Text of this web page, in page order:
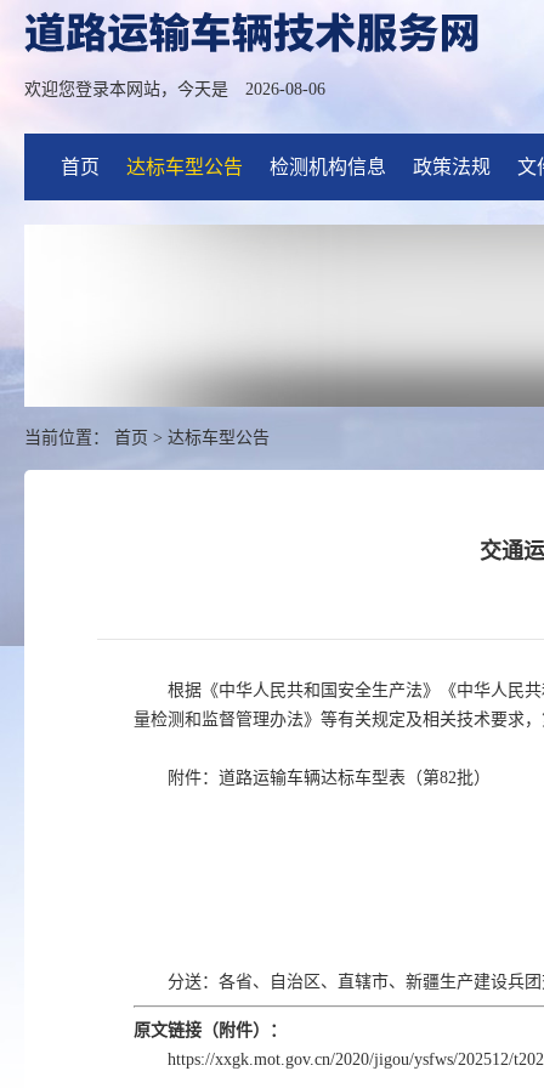
欢迎您登录本网站，今天是 2026-08-06
首页 达标车型公告 检测机构信息 政策法规 文
当前位置： 首页 > 达标车型公告
交通
根据《中华人民共和国安全生产法》《中华人民
量检测和监督管理办法》等有关规定及相关技术要求
附件：道路运输车辆达标车型表（第82批）
分送：各省、自治区、直辖市、新疆生产建设兵
原文链接（附件）：
https://xxgk.mot.gov.cn/2020/jigou/ysfws/202512/